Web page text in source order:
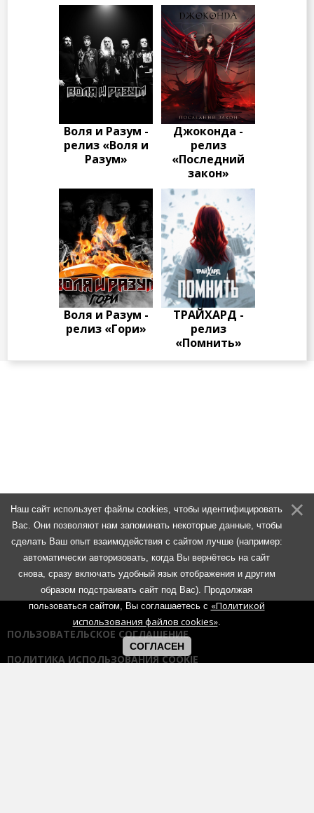
Воля и Разум -
релиз «Воля и
Разум»
Джоконда -
релиз
«Последний
закон»
Воля и Разум -
релиз «Гори»
ТРАЙХАРД -
релиз
«Помнить»
ПОЛЬЗОВАТЕЛЬСКОЕ СОГЛАШЕНИЕ
ПОЛИТИКА ИСПОЛЬЗОВАНИЯ COOKIE
Наш сайт использует файлы cookies, чтобы идентифицировать
Вас. Они позволяют нам запоминать некоторые данные, чтобы
сделать Ваш опыт взаимодействия с сайтом лучше (например:
автоматически авторизовать, когда Вы вернётесь на сайт
снова, сразу включать удобный язык отображения и другим
образом подстраивать сайт под Вас). Продолжая
пользоваться сайтом, Вы соглашаетесь с «Политикой
использования файлов cookies».
СОГЛАСЕН